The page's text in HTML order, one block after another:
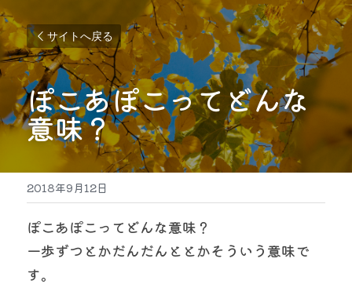
サイトへ戻る
ぽこあぽこってどんな
意味？
2018年9月12日
ぽこあぽこってどんな意味？
一歩ずつとかだんだんととかそういう意味で
す。